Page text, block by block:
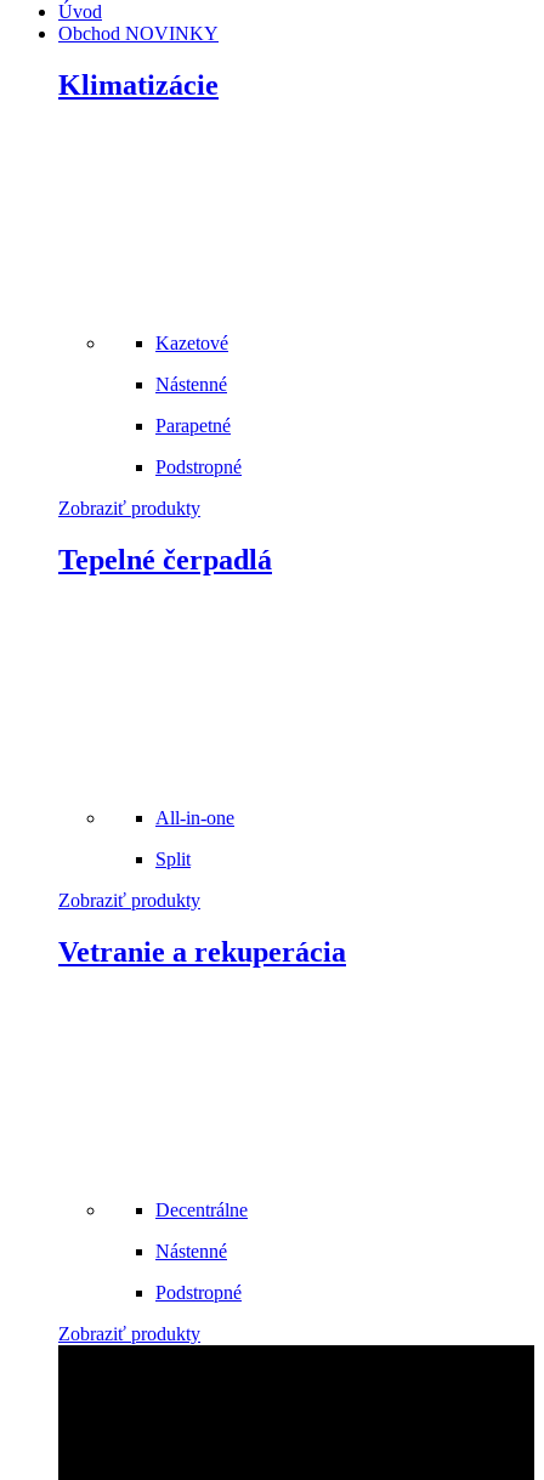
Úvod
Obchod NOVINKY
Klimatizácie
Kazetové
Nástenné
Parapetné
Podstropné
Zobraziť produkty
Tepelné čerpadlá
All-in-one
Split
Zobraziť produkty
Vetranie a rekuperácia
Decentrálne
Nástenné
Podstropné
Zobraziť produkty